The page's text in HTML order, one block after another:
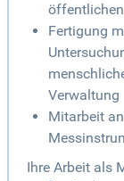
Fertigung
Verwaltung
Mitarbeit
Ihre Arbeit als